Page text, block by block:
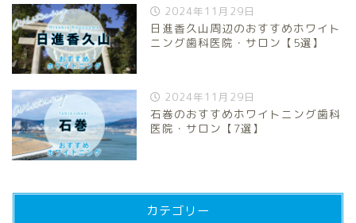
2024年11月29日
日進香久山周辺のおすすめホワイト
ニング歯科医院・サロン【5選】
2024年11月29日
石巻のおすすめホワイトニング歯科
医院・サロン【7選】
カテゴリー